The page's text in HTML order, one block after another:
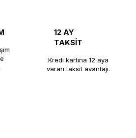
12 AY
TAKSİT
Kredi kartına 12 aya
varan taksit avantajı.